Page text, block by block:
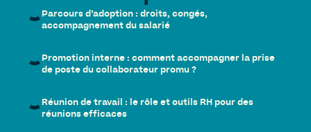
Parcours d’adoption : droits, congés,
accompagnement du salarié
Promotion interne : comment accompagner la prise
de poste du collaborateur promu ?
Réunion de travail : le rôle et outils RH pour des
réunions efficaces